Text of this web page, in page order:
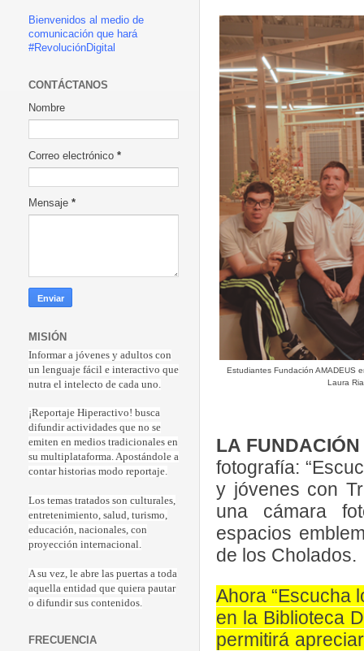
Estudiantes Fundación AMADEUS
Laura
LA
fotografía:
y jóvenes con
una cámara
espacios
de los
Ahora “Escucha
en la Biblioteca
permitirá
Bienvenidos al medio de
comunicación que hará
#RevoluciónDigital
CONTÁCTANOS
Nombre
Correo electrónico *
Mensaje *
MISIÓN
Informar a jóvenes y adultos con
un lenguaje fácil e interactivo que
nutra el intelecto de cada uno.
¡Reportaje Hiperactivo! busca
difundir actividades que no se
emiten en medios tradicionales en
su multiplataforma. Apostándole a
contar historias modo reportaje.
Los temas tratados son culturales,
entretenimiento, salud, turismo,
educación, nacionales, con
proyección internacional.
A su vez, le abre las puertas a toda
aquella entidad que quiera pautar
o difundir sus contenidos.
FRECUENCIA